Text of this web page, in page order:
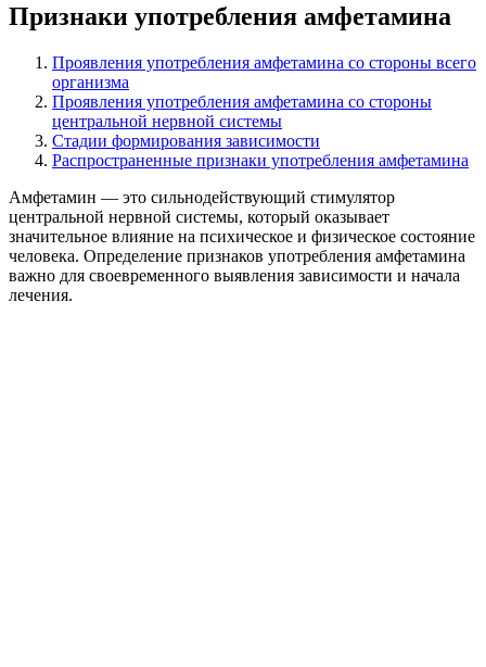
Признаки употребления амфетамина
Проявления употребления амфетамина со стороны всего
организма
Проявления употребления амфетамина со стороны
центральной нервной системы
Стадии формирования зависимости
Распространенные признаки употребления амфетамина
Амфетамин — это сильнодействующий стимулятор
центральной нервной системы, который оказывает
значительное влияние на психическое и физическое состояние
человека. Определение признаков употребления амфетамина
важно для своевременного выявления зависимости и начала
лечения.